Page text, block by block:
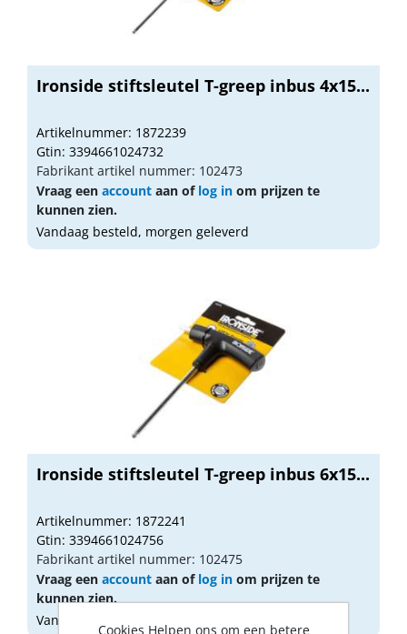
Ironside stiftsleutel T-greep inbus 4x15...
Artikelnummer: 1872239
Gtin: 3394661024732
Fabrikant artikel nummer: 102473
Vraag een account aan of log in om prijzen te
kunnen zien.
Vandaag besteld, morgen geleverd
Ironside stiftsleutel T-greep inbus 6x15...
Artikelnummer: 1872241
Gtin: 3394661024756
Fabrikant artikel nummer: 102475
Vraag een account aan of log in om prijzen te
kunnen zien.
Vandaag besteld, morgen geleverd
Cookies Helpen ons om een betere